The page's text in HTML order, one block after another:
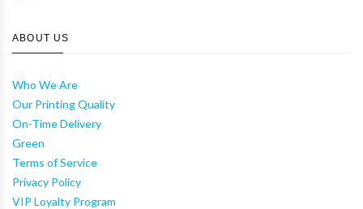
ABOUT US
Who We Are
Our Printing Quality
On-Time Delivery
Green
Terms of Service
Privacy Policy
VIP Loyalty Program